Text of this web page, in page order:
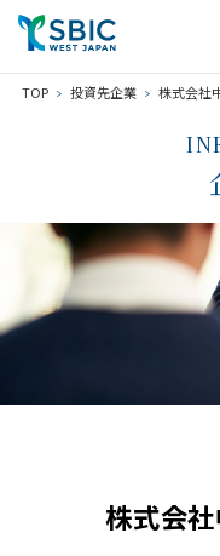
TOP 投資先企業 株式会社
株式会